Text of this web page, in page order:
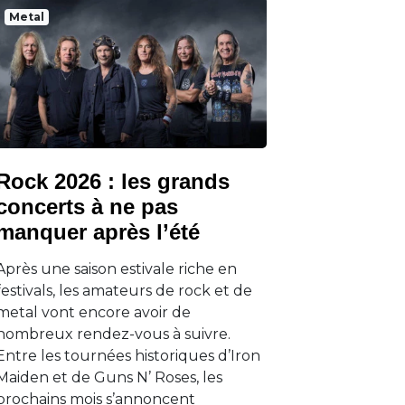
Metal
2026 : les grands
à ne pas
après l’été
une saison estivale riche en
les amateurs de rock et de
vont encore avoir de
rendez-vous à suivre.
les tournées historiques d’Iron
et de Guns N’ Roses, les
mois s’annoncent